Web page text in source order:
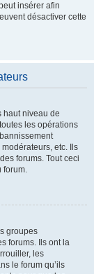
insérer afin
désactiver cette
haut niveau de
les opérations
etc. Ils
forums. Tout ceci
forum.
groupes
forums. Ils ont la
les
le forum qu’ils